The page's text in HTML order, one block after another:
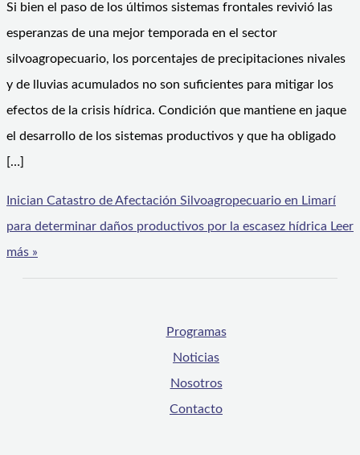
Si bien el paso de los últimos sistemas frontales revivió las
esperanzas de una mejor temporada en el sector
silvoagropecuario, los porcentajes de precipitaciones nivales
y de lluvias acumulados no son suficientes para mitigar los
efectos de la crisis hídrica. Condición que mantiene en jaque
el desarrollo de los sistemas productivos y que ha obligado
[…]
Inician Catastro de Afectación Silvoagropecuario en Limarí
para determinar daños productivos por la escasez hídrica Leer
más »
Programas
Noticias
Nosotros
Contacto